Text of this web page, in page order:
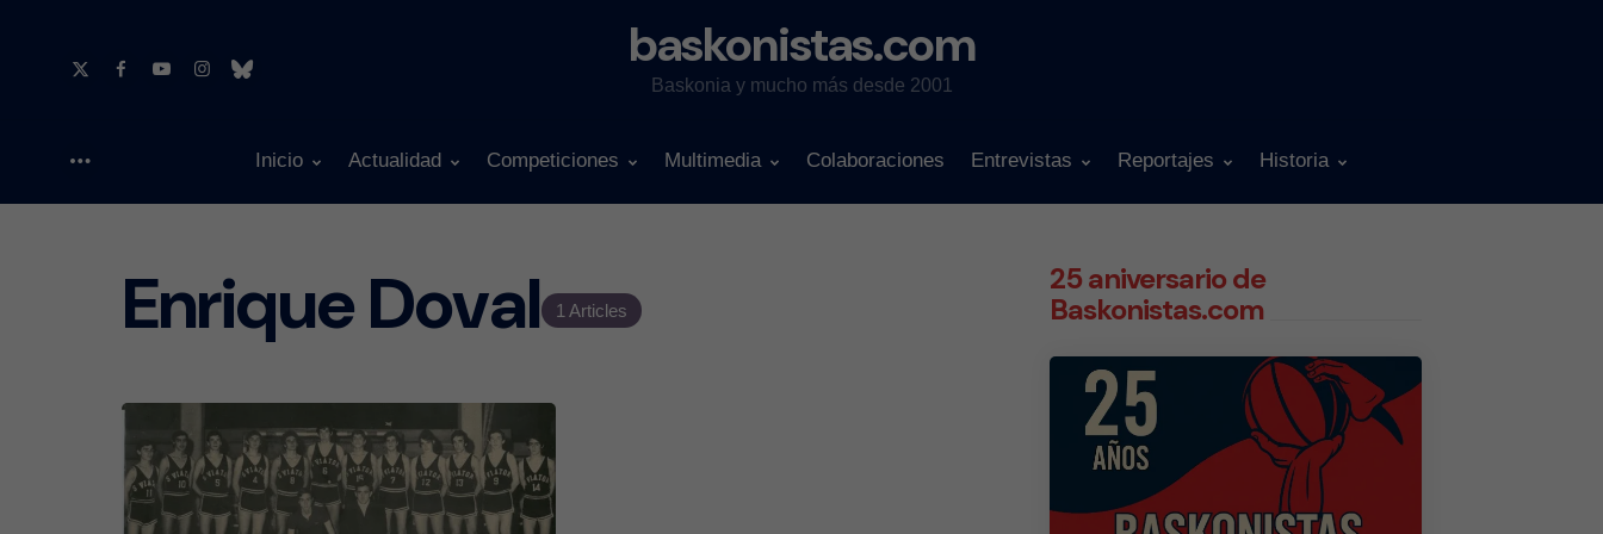
baskonistas.com
Baskonia y mucho más desde 2001
Inicio Actualidad Competiciones Multimedia Colaboraciones Entrevistas Reportajes Historia
1 Articles
Enrique Doval
25 aniversario de
Baskonistas.com